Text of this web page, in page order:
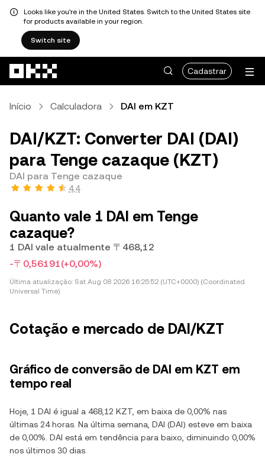
Looks like you're in the United States. Switch to the United States site
for products available in your region.
Switch site
Cadastrar
Início Calculadora DAI em KZT
DAI/KZT: Converter DAI (DAI)
para Tenge cazaque (KZT)
DAI para Tenge cazaque
4,4
Quanto vale 1 DAI em Tenge
cazaque?
1 DAI vale atualmente 〒468,12
-〒0,56191(+0,00%)
Última atualização: Sat Aug 08 2026 16:25:52 (UTC+0000) (Coordinated
Universal Time)
Cotação e mercado de DAI/KZT
Gráfico de conversão de DAI em KZT em
tempo real
Hoje, 1 DAI é igual a 468,12 KZT, em baixa de 0,00% nas
últimas 24 horas. Na última semana, DAI (DAI) esteve em baixa
de 0,00%. DAI está em tendência para baixo, diminuindo 0,00%
nos últimos 30 dias.